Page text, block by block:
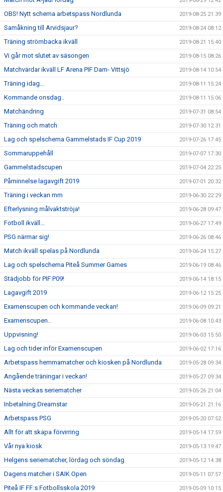
OBS! Nytt schema arbetspass Nordlunda 2019-08-25 21:39
Samåkning till Arvidsjaur? 2019-08-24 08:12
Träning strömbacka ikväll 2019-08-21 15:40
Vi går mot slutet av säsongen 2019-08-15 08:26
Matchvärdar ikväll LF Arena PIF Dam- Vittsjö 2019-08-14 10:54
Träning idag... 2019-08-11 15:24
Kommande onsdag.. 2019-08-11 15:06
Matchändring 2019-07-31 08:54
Träning och match 2019-07-30 12:31
Lag och spelschema Gammelstads IF Cup 2019 2019-07-26 17:45
Sommaruppehåll 2019-07-07 17:30
Gammelstadscupen 2019-07-04 22:25
Påminnelse lagavgift 2019 2019-07-01 20:32
Träning i veckan mm 2019-06-30 22:29
Efterlysning målvaktströja! 2019-06-28 09:47
Fotboll ikväll... 2019-06-27 17:49
PSG närmar sig! 2019-06-26 08:46
Match ikväll spelas på Nordlunda 2019-06-24 15:27
Lag och spelschema Piteå Summer Games 2019-06-19 08:46
Städjobb för PIF P09! 2019-06-14 18:15
Lagavgift 2019 2019-06-12 15:25
Examenscupen och kommande veckan! 2019-06-09 09:21
Examenscupen.. 2019-06-08 10:43
Uppvisning! 2019-06-03 15:50
Lag och tider inför Examenscupen 2019-06-02 17:16
Arbetspass hemmamatcher och kiosken på Nordlunda 2019-05-28 09:34
Angående träningar i veckan! 2019-05-27 09:34
Nästa veckas seriematcher 2019-05-26 21:04
Inbetalning Dreamstar 2019-05-21 21:16
Arbetspass PSG 2019-05-20 07:52
Allt för att skapa förvirring 2019-05-14 17:59
Vår nya kiosk 2019-05-13 19:47
Helgens seriematcher, lördag och söndag 2019-05-12 14:38
Dagens matcher i SAIK Open 2019-05-11 07:57
Piteå IF FF:s Fotbollsskola 2019 2019-05-09 10:15